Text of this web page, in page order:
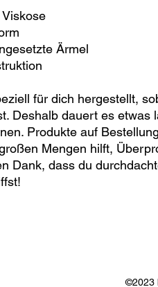
Viskose
Ärmel
für dich hergestellt,
Deshalb dauert es etwas
Produkte auf Bestellung
Mengen hilft,
Dank, dass du
©2023